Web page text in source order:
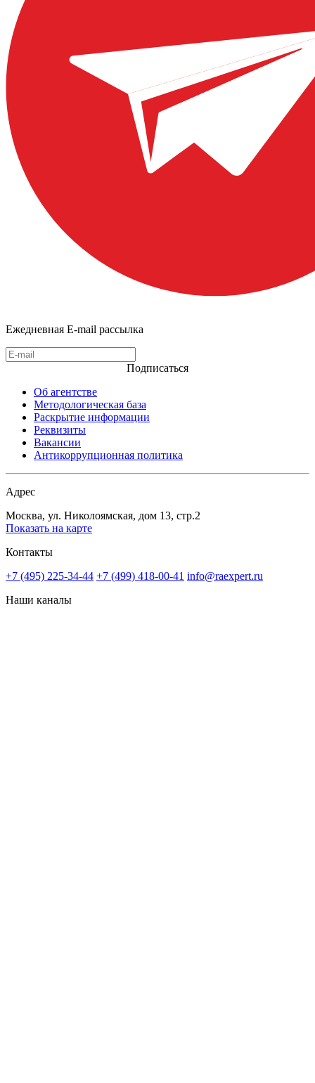
Ежедневная E-mail рассылка
Подписаться
Об агентстве
Методологическая база
Раскрытие информации
Реквизиты
Вакансии
Антикоррупционная политика
Адрес
Москва, ул. Николоямская, дом 13, стр.2
Показать на карте
Контакты
+7 (495) 225-34-44 +7 (499) 418-00-41 info@raexpert.ru
Наши каналы